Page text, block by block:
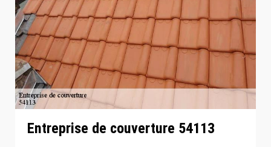
Entreprise de couverture 54113